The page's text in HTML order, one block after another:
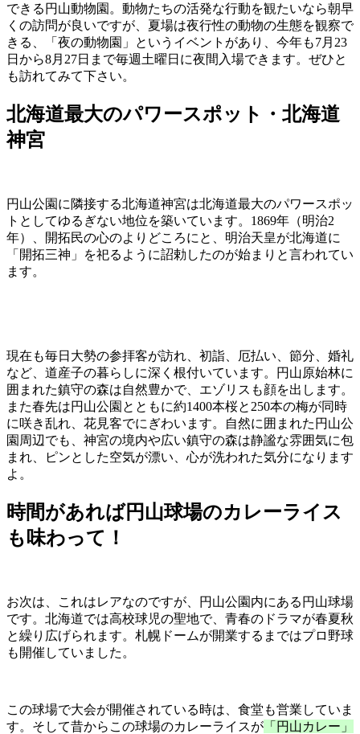
できる円山動物園。動物たちの活発な行動を観たいなら朝早
くの訪問が良いですが、夏場は夜行性の動物の生態を観察で
きる、「夜の動物園」というイベントがあり、今年も7月23
日から8月27日まで毎週土曜日に夜間入場できます。ぜひと
も訪れてみて下さい。
北海道最大のパワースポット・北海道
神宮
円山公園に隣接する北海道神宮は北海道最大のパワースポッ
トとしてゆるぎない地位を築いています。1869年（明治2
年）、開拓民の心のよりどころにと、明治天皇が北海道に
「開拓三神」を祀るように詔勅したのが始まりと言われてい
ます。
現在も毎日大勢の参拝客が訪れ、初詣、厄払い、節分、婚礼
など、道産子の暮らしに深く根付いています。円山原始林に
囲まれた鎮守の森は自然豊かで、エゾリスも顔を出します。
また春先は円山公園とともに約1400本桜と250本の梅が同時
に咲き乱れ、花見客でにぎわいます。自然に囲まれた円山公
園周辺でも、神宮の境内や広い鎮守の森は静謐な雰囲気に包
まれ、ピンとした空気が漂い、心が洗われた気分になります
よ。
時間があれば円山球場のカレーライス
も味わって！
お次は、これはレアなのですが、円山公園内にある円山球場
です。北海道では高校球児の聖地で、青春のドラマが春夏秋
と繰り広げられます。札幌ドームが開業するまではプロ野球
も開催していました。
この球場で大会が開催されている時は、食堂も営業していま
す。そして昔からこの球場のカレーライスが 「円山カレー」